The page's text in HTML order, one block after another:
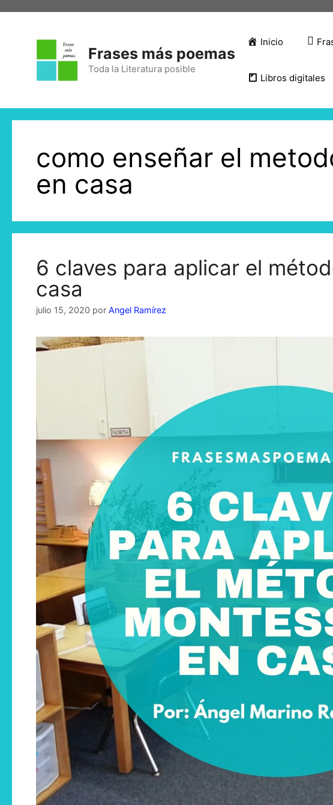
contenido
Frases más poemas
Toda la Literatura posible
Inicio
Libros digitales
como enseñar el
en casa
6 claves para aplicar el
casa
julio 15, 2020 por Angel Ramírez